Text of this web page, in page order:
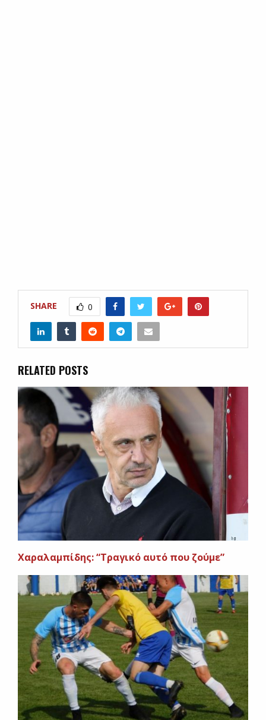
SHARE 0
RELATED POSTS
Xαραλαμπίδης: “Τραγικό αυτό που ζούμε”